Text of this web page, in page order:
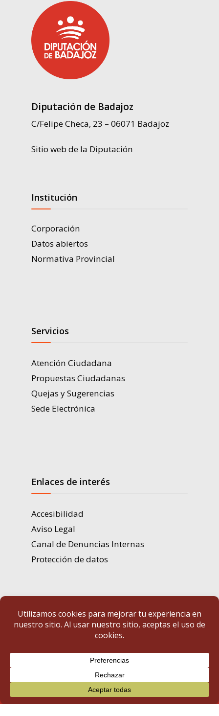
Diputación de Badajoz
C/Felipe Checa, 23 – 06071 Badajoz
Sitio web de la Diputación
Institución
Corporación
Datos abiertos
Normativa Provincial
Servicios
Atención Ciudadana
Propuestas Ciudadanas
Quejas y Sugerencias
Sede Electrónica
Enlaces de interés
Accesibilidad
Aviso Legal
Canal de Denuncias Internas
Protección de datos
Portal de Transparencia | Diputación de Badajoz